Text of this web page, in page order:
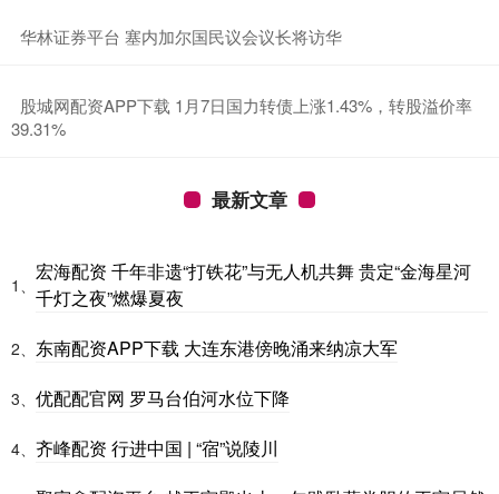
​华林证券平台 塞内加尔国民议会议长将访华
​股城网配资APP下载 1月7日国力转债上涨1.43%，转股溢价率
39.31%
最新文章
1、
宏海配资 千年非遗“打铁花”与无人机共舞 贵定“金海星河
千灯之夜”燃爆夏夜
2、 东南配资APP下载 大连东港傍晚涌来纳凉大军
3、 优配配官网 罗马台伯河水位下降
4、 齐峰配资 行进中国 | “宿”说陵川